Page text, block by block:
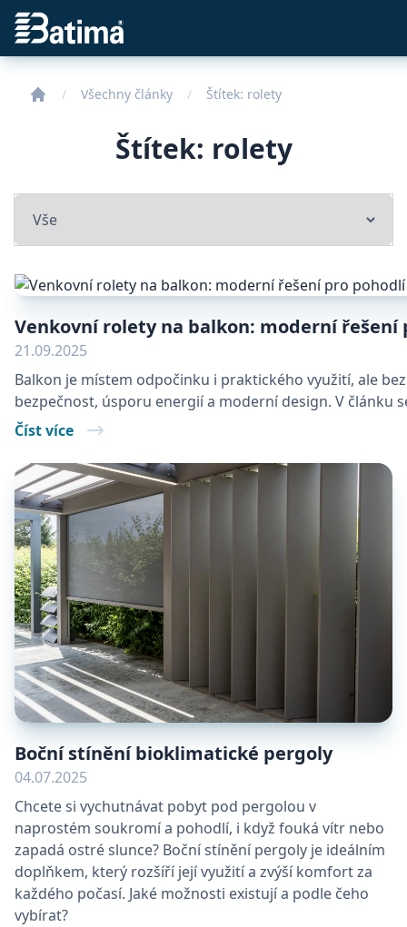
Batima
Všechny články Štítek: rolety
Štítek: rolety
Venkovní rolety na balkon: moderní řešení
21.09.2025
Balkon je místem odpočinku i praktického využití, ale
bezpečnost, úsporu energií a moderní design. V článku
Číst více
Boční stínění bioklimatické pergoly
04.07.2025
Chcete si vychutnávat pobyt pod pergolou v
naprostém soukromí a pohodlí, i když fouká vítr nebo
zapadá ostré slunce? Boční stínění pergoly je ideálním
doplňkem, který rozšíří její využití a zvýší komfort za
každého počasí. Jaké možnosti existují a podle čeho
vybírat?